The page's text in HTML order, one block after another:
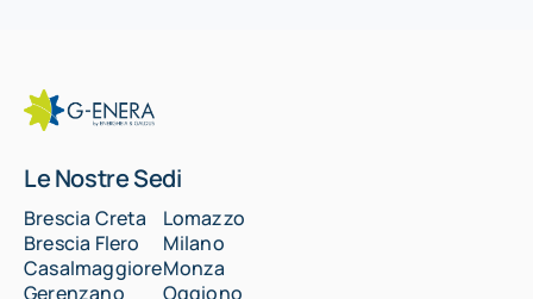
Le Nostre Sedi
Brescia Creta
Brescia Flero
Casalmaggiore
Gerenzano
Lomazzo
Milano
Monza
Oggiono